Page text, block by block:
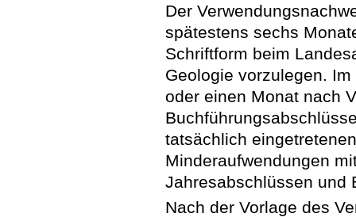
Der
spätestens sechs
Schriftform beim
Geologie vorzulegen.
oder einen Monat nach
tatsächlich
Minderaufwendungen
Jahresabschlüssen und
Nach der Vorlage des